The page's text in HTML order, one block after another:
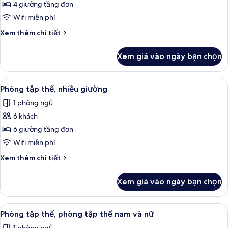
Phòng,
chỉ
dành
cho
4 giường tầng đơn
Wifi miễn phí
Xem thêm chi tiết
Chi
Phòng,
chỉ
dành
nữ
Xem giá vào ngày bạn chọn
Xem
tất
cả
ảnh
Phòng
tập
thể,
nhiều
Truy cập Internet không dây miễn
6
Phòng tập thể, nhiều giường
1 phòng ngủ
6 khách
6 giường tầng đơn
Wifi miễn phí
Xem thêm chi tiết
Chi
Phòng
tập
thể,
Xem giá vào ngày bạn chọn
Xem
tất
Truy cập Internet không dây miễn
4
Phòng tập thể, phòng tập thể nam và nữ